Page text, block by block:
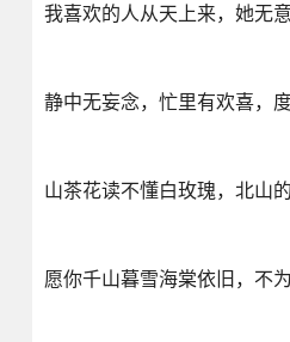
我喜欢的人从天上来，她无
静中无妄念，忙里有欢喜，
山茶花读不懂白玫瑰，北山
愿你千山暮雪海棠依旧，不